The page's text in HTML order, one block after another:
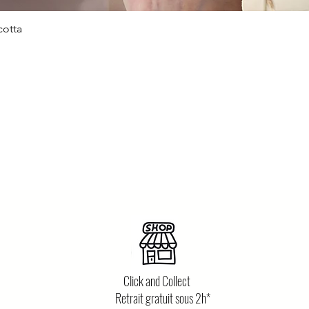
Click and Collect
Retrait gratuit sous 2h*